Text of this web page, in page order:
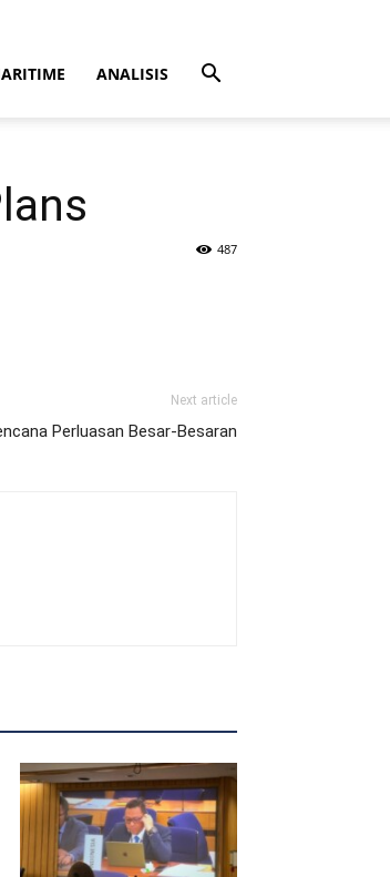
ANALISIS
487
Next article
Perluasan Besar-Besaran